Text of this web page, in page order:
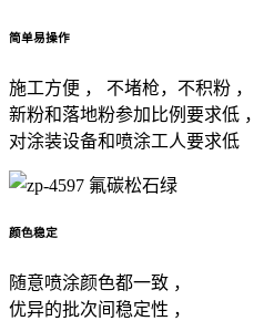
简单易操作
施工方便 ， 不堵枪，不积粉 ，
新粉和落地粉参加比例要求低 ，
对涂装设备和喷涂工人要求低
颜色稳定
随意喷涂颜色都一致 ，
优异的批次间稳定性 ，